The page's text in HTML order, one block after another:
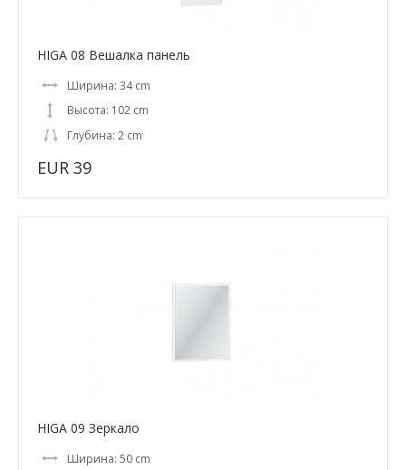
HIGA 08 Вешалка панель
Ширина: 34 cm
Высота: 102 cm
Глубина: 2 cm
EUR 39
HIGA 09 Зеркало
Ширина: 50 cm